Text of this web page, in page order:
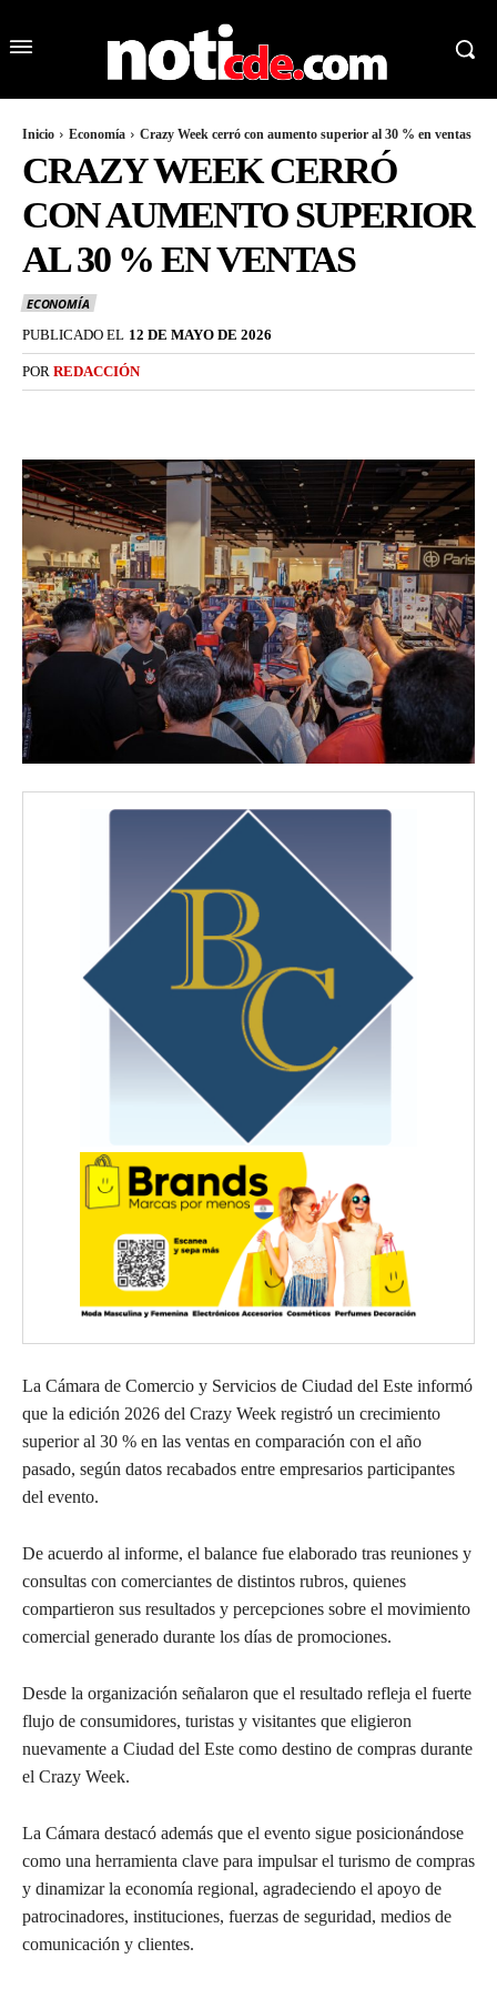
Inicio Economía Crazy Week cerró con aumento superior al 30 % en ventas
CRAZY WEEK CERRÓ
CON AUMENTO SUPERIOR
AL 30 % EN VENTAS
ECONOMÍA
PUBLICADO EL 12 DE MAYO DE 2026
POR REDACCIÓN
La Cámara de Comercio y Servicios de Ciudad del Este informó
que la edición 2026 del Crazy Week registró un crecimiento
superior al 30 % en las ventas en comparación con el año
pasado, según datos recabados entre empresarios participantes
del evento.
De acuerdo al informe, el balance fue elaborado tras reuniones y
consultas con comerciantes de distintos rubros, quienes
compartieron sus resultados y percepciones sobre el movimiento
comercial generado durante los días de promociones.
Desde la organización señalaron que el resultado refleja el fuerte
flujo de consumidores, turistas y visitantes que eligieron
nuevamente a Ciudad del Este como destino de compras durante
el Crazy Week.
La Cámara destacó además que el evento sigue posicionándose
como una herramienta clave para impulsar el turismo de compras
y dinamizar la economía regional, agradeciendo el apoyo de
patrocinadores, instituciones, fuerzas de seguridad, medios de
comunicación y clientes.